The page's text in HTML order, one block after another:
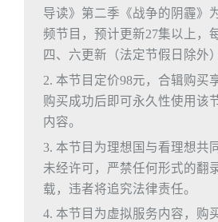
导读》第二季《战争的阴霾》
频节目，预计更新27集以上，
四、六更新（法定节假日除外）
2. 本节目定价98元，合辑购买
购买成功后即可永久性使用该
内容。
3. 本节目为理想国与看理想共
未经许可，严禁任何形式的翻
载，违者将追究法律责任。
4. 本节目为虚拟服务内容，购